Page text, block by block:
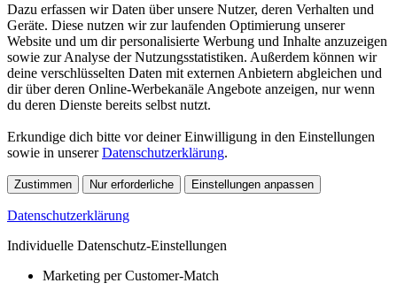
Dazu erfassen wir Daten über unsere Nutzer, deren Verhalten und
Geräte. Diese nutzen wir zur laufenden Optimierung unserer
Website und um dir personalisierte Werbung und Inhalte anzuzeigen
sowie zur Analyse der Nutzungsstatistiken. Außerdem können wir
deine verschlüsselten Daten mit externen Anbietern abgleichen und
dir über deren Online-Werbekanäle Angebote anzeigen, nur wenn
du deren Dienste bereits selbst nutzt.
Erkundige dich bitte vor deiner Einwilligung in den Einstellungen
sowie in unsererDatenschutzerklärung.
Zustimmen Nur erforderliche Einstellungen anpassen
Datenschutzerklärung
Individuelle Datenschutz-Einstellungen
Marketing per Customer-Match